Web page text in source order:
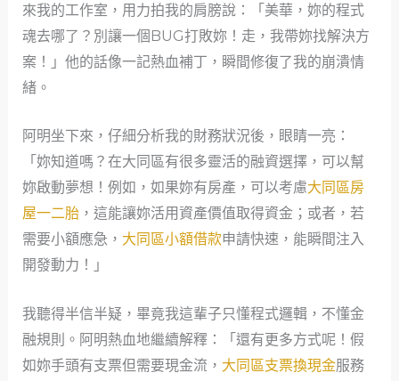
來我的工作室，用力拍我的肩膀說：「美華，妳的程式
魂去哪了？別讓一個BUG打敗妳！走，我帶妳找解決方
案！」他的話像一記熱血補丁，瞬間修復了我的崩潰情
緒。
阿明坐下來，仔細分析我的財務狀況後，眼睛一亮：
「妳知道嗎？在大同區有很多靈活的融資選擇，可以幫
妳啟動夢想！例如，如果妳有房產，可以考慮大同區房
屋一二胎，這能讓妳活用資產價值取得資金；或者，若
需要小額應急， 大同區小額借款申請快速，能瞬間注入
開發動力！」
我聽得半信半疑，畢竟我這輩子只懂程式邏輯，不懂金
融規則。阿明熱血地繼續解釋：「還有更多方式呢！假
如妳手頭有支票但需要現金流， 大同區支票換現金服務